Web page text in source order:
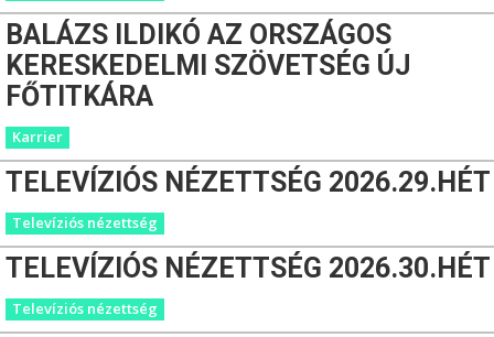
BALÁZS ILDIKÓ AZ ORSZÁGOS
KERESKEDELMI SZÖVETSÉG ÚJ
FŐTITKÁRA
Karrier
TELEVÍZIÓS NÉZETTSÉG 2026.29.HÉT
Televíziós nézettség
TELEVÍZIÓS NÉZETTSÉG 2026.30.HÉT
Televíziós nézettség